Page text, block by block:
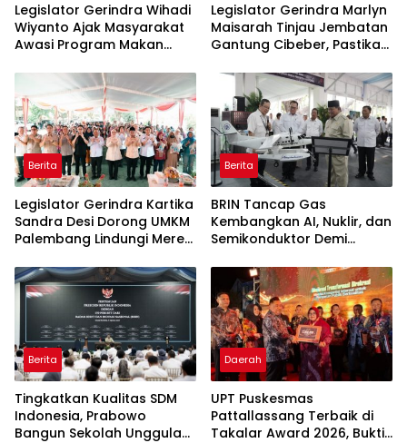
Legislator Gerindra Wihadi
Wiyanto Ajak Masyarakat
Awasi Program Makan
Sasaran
Legislator Gerindra Marlyn
Maisarah Tinjau Jembatan
Gantung Cibeber, Pastikan
Berita
Legislator Gerindra Kartika
Sandra Desi Dorong UMKM
Palembang Lindungi Merek
Berita
BRIN Tancap Gas
Kembangkan AI, Nuklir, dan
Semikonduktor Demi
Indonesia
Berita
Tingkatkan Kualitas SDM
Indonesia, Prabowo
Bangun Sekolah Unggulan
Daerah
UPT Puskesmas
Pattallassang Terbaik di
Takalar Award 2026, Bukti